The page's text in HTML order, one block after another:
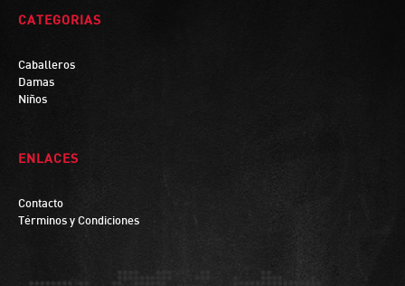
CATEGORIAS
Caballeros
Damas
Niños
ENLACES
Contacto
Términos y Condiciones